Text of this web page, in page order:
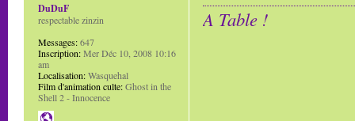
A Table !
DuDuF
respectable zinzin
Messages:647
Inscription:Mer Déc 10, 2008 10:16
am
Localisation:Wasquehal
Film d'animation culte:Ghost in the
Shell 2 - Innocence